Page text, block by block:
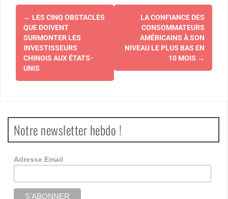
Navigation
d'article
← LES CINQ OBSTACLES
QUE DOIVENT
SURMONTER LES
INVESTISSEURS
CHINOIS AUX ÉTATS-
UNIS
LA CONFIANCE DES
CONSOMMATEURS
AMÉRICAINS À SON
NIVEAU LE PLUS BAS EN
10 MOIS →
Notre newsletter hebdo !
Adresse Email